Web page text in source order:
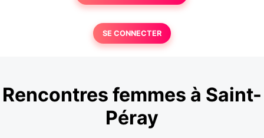
SE CONNECTER
Rencontres femmes à Saint-
Péray